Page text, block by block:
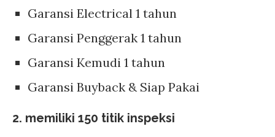
Garansi Electrical 1 tahun
Garansi Penggerak 1 tahun
Garansi Kemudi 1 tahun
Garansi Buyback & Siap Pakai
2. memiliki 150 titik inspeksi